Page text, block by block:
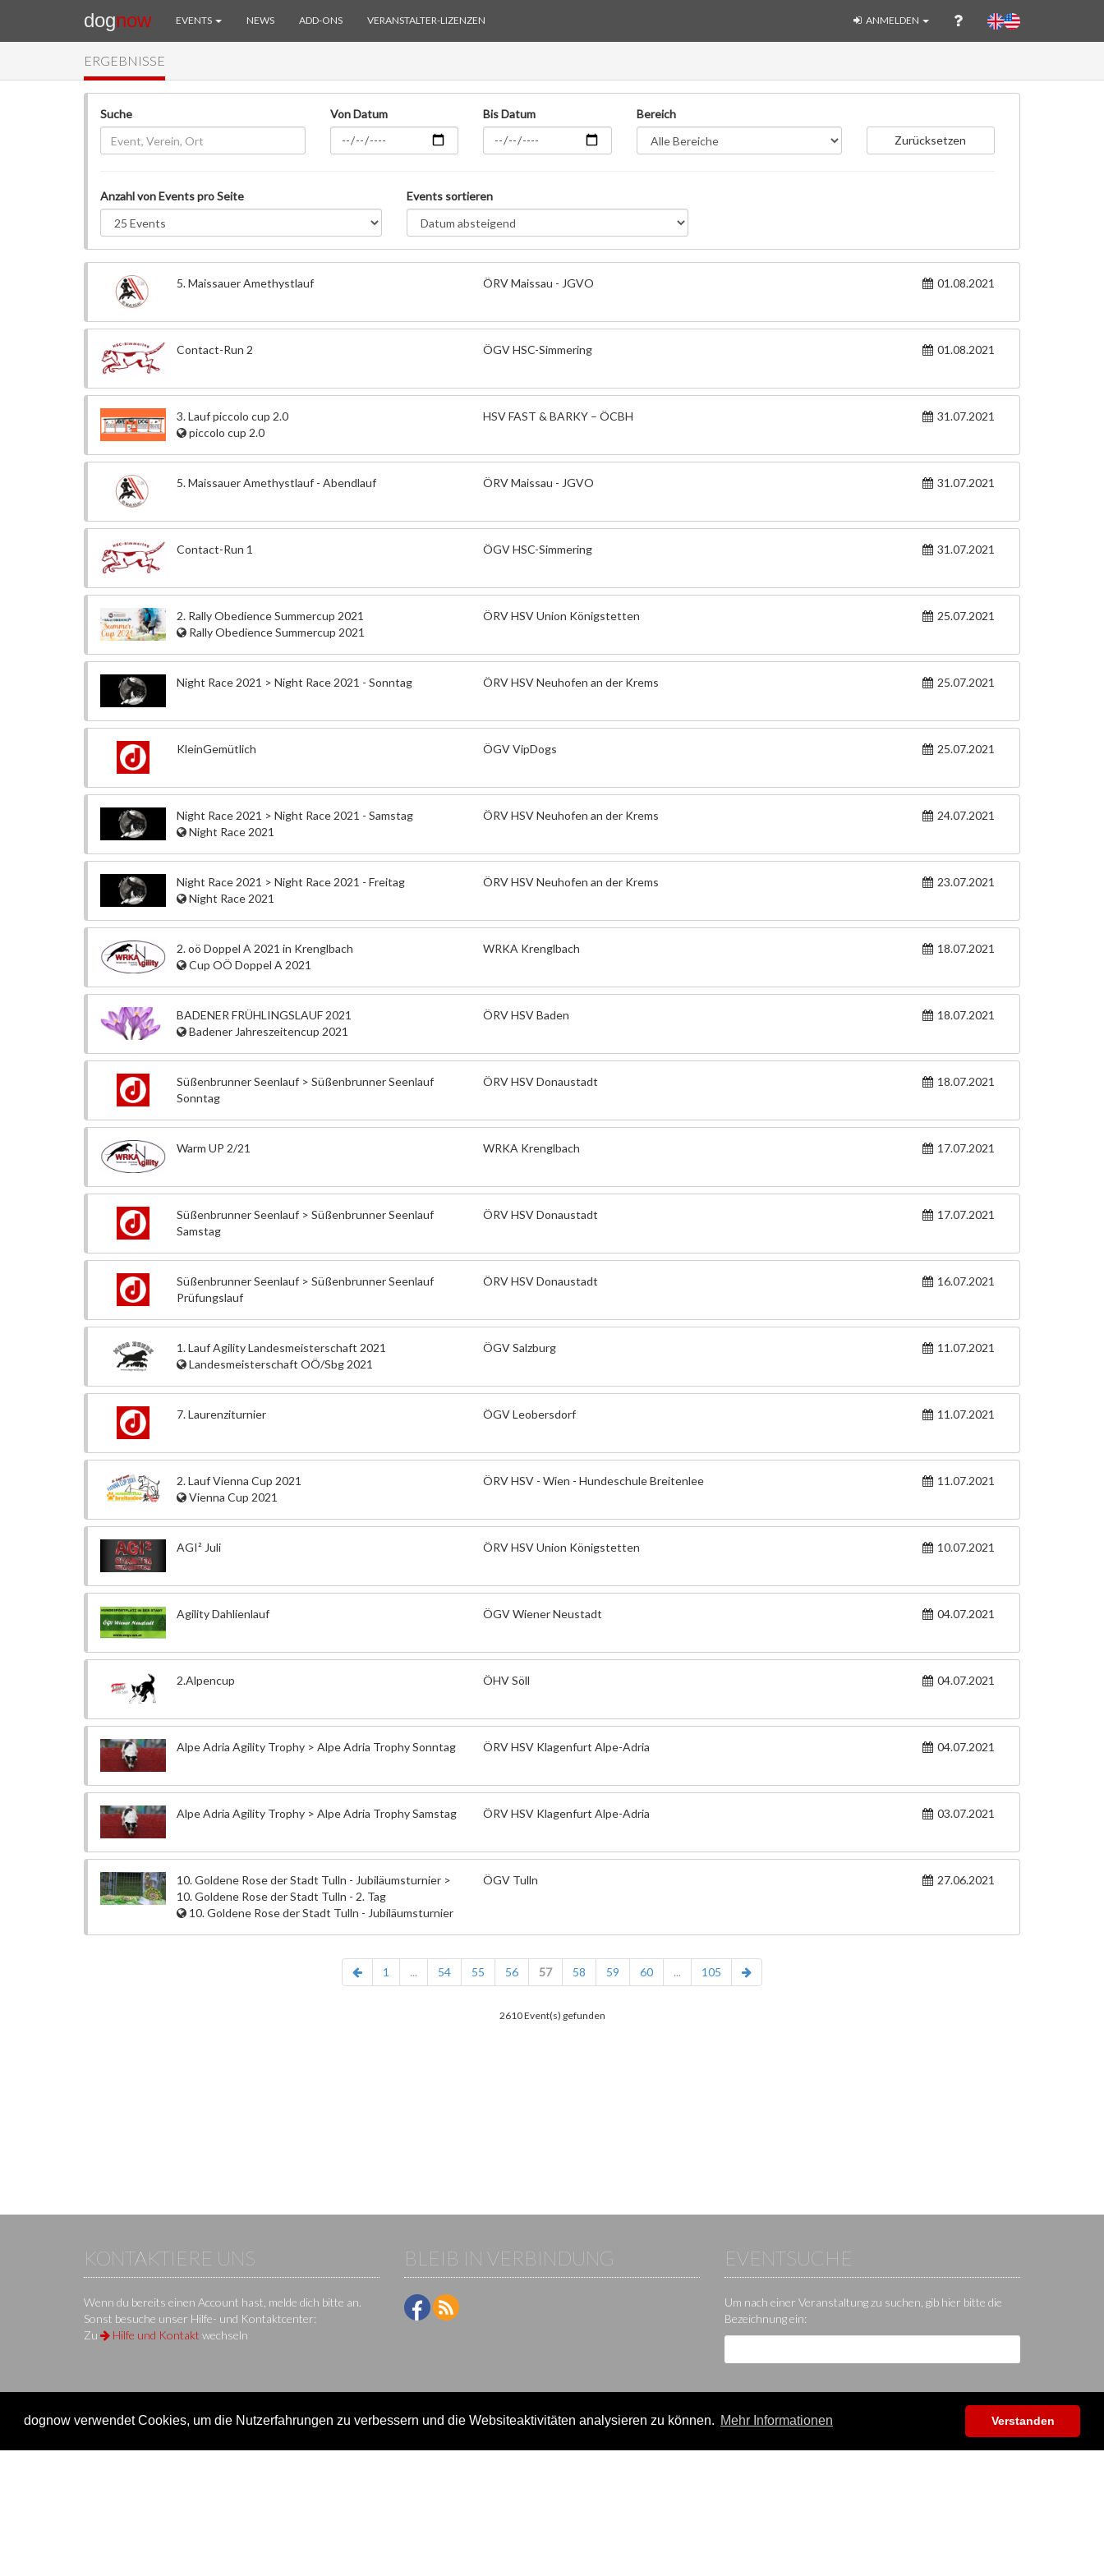
dognow verwendet Cookies, um die Nutzerfahrungen zu verbessern und die Websiteaktivitäten analysieren zu können. Mehr Informationen Verstanden
dognow EVENTS NEWS ADD-ONS VERANSTALTER-LIZENZEN ANMELDEN
ERGEBNISSE
Suche Von Datum Bis Datum
Bereich
Zurücksetzen
Anzahl von Events pro Seite Events sortieren
5. Maissauer Amethystlauf ÖRV Maissau - JGVO 01.08.2021
Contact-Run 2 ÖGV HSC-Simmering 01.08.2021
3. Lauf piccolo cup 2.0
piccolo cup 2.0
HSV FAST & BARKY – ÖCBH 31.07.2021
5. Maissauer Amethystlauf - Abendlauf ÖRV Maissau - JGVO 31.07.2021
Contact-Run 1 ÖGV HSC-Simmering 31.07.2021
2. Rally Obedience Summercup 2021
Rally Obedience Summercup 2021
ÖRV HSV Union Königstetten 25.07.2021
Night Race 2021 > Night Race 2021 - Sonntag ÖRV HSV Neuhofen an der Krems 25.07.2021
KleinGemütlich ÖGV VipDogs 25.07.2021
Night Race 2021 > Night Race 2021 - Samstag
Night Race 2021
ÖRV HSV Neuhofen an der Krems 24.07.2021
Night Race 2021 > Night Race 2021 - Freitag
Night Race 2021
ÖRV HSV Neuhofen an der Krems 23.07.2021
2. oö Doppel A 2021 in Krenglbach
Cup OÖ Doppel A 2021
WRKA Krenglbach 18.07.2021
BADENER FRÜHLINGSLAUF 2021
Badener Jahreszeitencup 2021
ÖRV HSV Baden 18.07.2021
Süßenbrunner Seenlauf > Süßenbrunner Seenlauf
Sonntag
ÖRV HSV Donaustadt 18.07.2021
Warm UP 2/21 WRKA Krenglbach 17.07.2021
Süßenbrunner Seenlauf > Süßenbrunner Seenlauf
Samstag
ÖRV HSV Donaustadt 17.07.2021
Süßenbrunner Seenlauf > Süßenbrunner Seenlauf
Prüfungslauf
ÖRV HSV Donaustadt 16.07.2021
1. Lauf Agility Landesmeisterschaft 2021
Landesmeisterschaft OÖ/Sbg 2021
ÖGV Salzburg 11.07.2021
7. Laurenziturnier ÖGV Leobersdorf 11.07.2021
2. Lauf Vienna Cup 2021
Vienna Cup 2021
ÖRV HSV - Wien - Hundeschule Breitenlee 11.07.2021
AGI² Juli ÖRV HSV Union Königstetten 10.07.2021
Agility Dahlienlauf ÖGV Wiener Neustadt 04.07.2021
2.Alpencup ÖHV Söll 04.07.2021
Alpe Adria Agility Trophy > Alpe Adria Trophy Sonntag ÖRV HSV Klagenfurt Alpe-Adria 04.07.2021
Alpe Adria Agility Trophy > Alpe Adria Trophy Samstag ÖRV HSV Klagenfurt Alpe-Adria 03.07.2021
10. Goldene Rose der Stadt Tulln - Jubiläumsturnier >
10. Goldene Rose der Stadt Tulln - 2. Tag
10. Goldene Rose der Stadt Tulln - Jubiläumsturnier
ÖGV Tulln 27.06.2021
1 ... 54 55 56 57 58 59 60 ... 105
2610 Event(s) gefunden
KONTAKTIERE UNS
Wenn du bereits einen Account hast, melde dich bitte an.
Sonst besuche unser Hilfe- und Kontaktcenter:
Zu
Hilfe und Kontakt wechseln
BLEIB IN VERBINDUNG EVENTSUCHE
Um nach einer Veranstaltung zu suchen, gib hier bitte die
Bezeichnung ein: